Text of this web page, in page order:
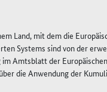
Land, mit dem die
Systems sind von der
Amtsblatt der
die Anwendung der